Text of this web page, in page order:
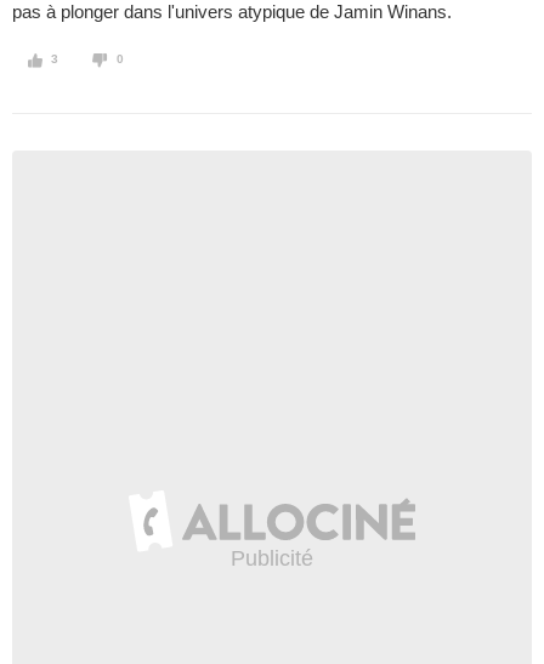
pas à plonger dans l'univers atypique de Jamin Winans.
3 0